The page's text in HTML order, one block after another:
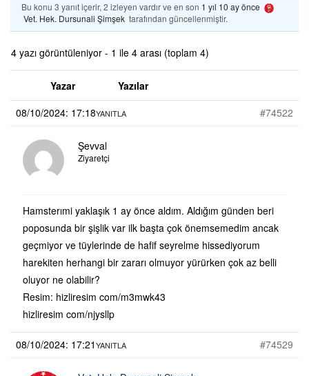
Bu konu 3 yanıt içerir, 2 izleyen vardır ve en son 1 yıl 10 ay önce
Vet. Hek. Dursunali Şimşek tarafından güncellenmiştir.
4 yazı görüntüleniyor - 1 ile 4 arası (toplam 4)
Yazar
Yazılar
08/10/2024: 17:18
#74522
YANITLA
Şevval
Ziyaretçi
Hamsterımi yaklaşık 1 ay önce aldım. Aldığım günden beri
poposunda bir şişlik var ilk başta çok önemsemedim ancak
geçmiyor ve tüylerinde de hafif seyrelme hissediyorum
harekiten herhangi bir zararı olmuyor yürürken çok az belli
oluyor ne olabilir?
Resim: hizliresim com/m3mwk43
hizliresim com/njysllp
08/10/2024: 17:21 #74529
YANITLA